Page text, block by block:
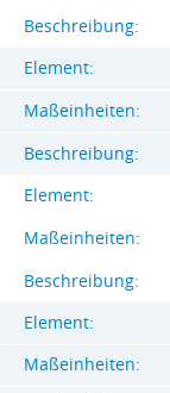
Beschreibung:
Element:
Maßeinheiten:
Beschreibung:
Element:
Maßeinheiten:
Beschreibung:
Element:
Maßeinheiten: